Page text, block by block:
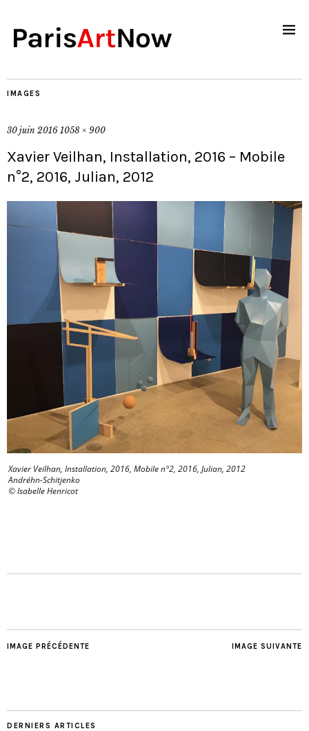
IMAGES
30 juin 2016 1058 × 900
Xavier Veilhan, Installation, 2016 – Mobile
n°2, 2016, Julian, 2012
Xavier Veilhan, Installation, 2016, Mobile n°2, 2016, Julian, 2012
Andréhn-Schitjenko
© Isabelle Henricot
IMAGE SUIVANTE
IMAGE PRÉCÉDENTE
DERNIERS ARTICLES